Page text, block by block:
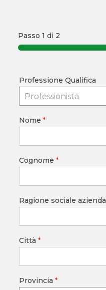
Passo 1 di 2
Professione Qualifica
Professionista
Nome *
Cognome *
Ragione sociale azienda
Città *
Provincia *